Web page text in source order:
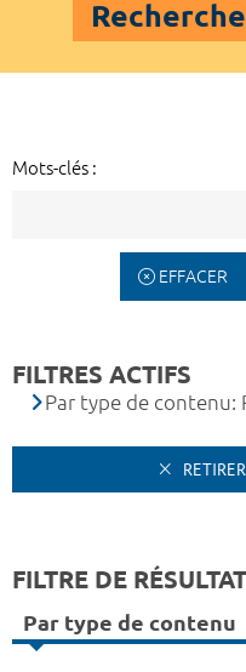
Mots-clés :
EFFACER
FILTRES ACTIFS
Par type de contenu:
FILTRE DE
Par type de contenu